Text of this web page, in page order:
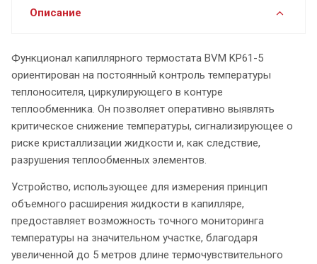
Описание
Функционал капиллярного термостата BVM KP61-5
ориентирован на постоянный контроль температуры
теплоносителя, циркулирующего в контуре
теплообменника. Он позволяет оперативно выявлять
критическое снижение температуры, сигнализирующее о
риске кристаллизации жидкости и, как следствие,
разрушения теплообменных элементов.
Устройство, использующее для измерения принцип
объемного расширения жидкости в капилляре,
предоставляет возможность точного мониторинга
температуры на значительном участке, благодаря
увеличенной до 5 метров длине термочувствительного